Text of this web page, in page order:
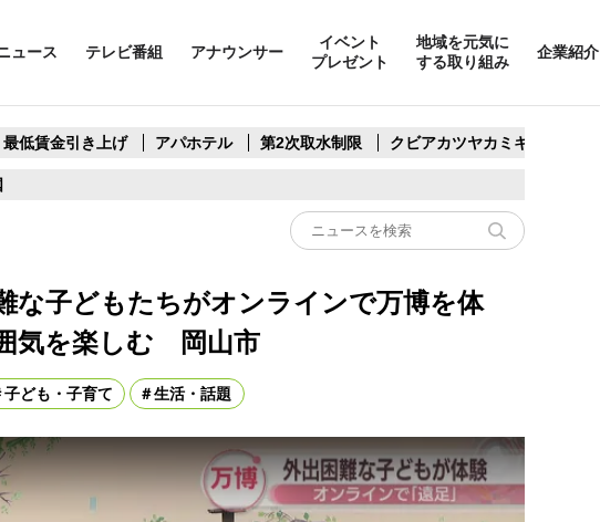
ュース テレビ番組 アナウンサー
イベント
プレゼント
地域を元気に
する取り組み
企業紹介
最低賃金引き上げ アパホテル 第2次取水制限 クビアカツヤカミキリ
な子どもたちがオンラインで万博を体
気を楽しむ 岡山市
子ども・子育て 生活・話題